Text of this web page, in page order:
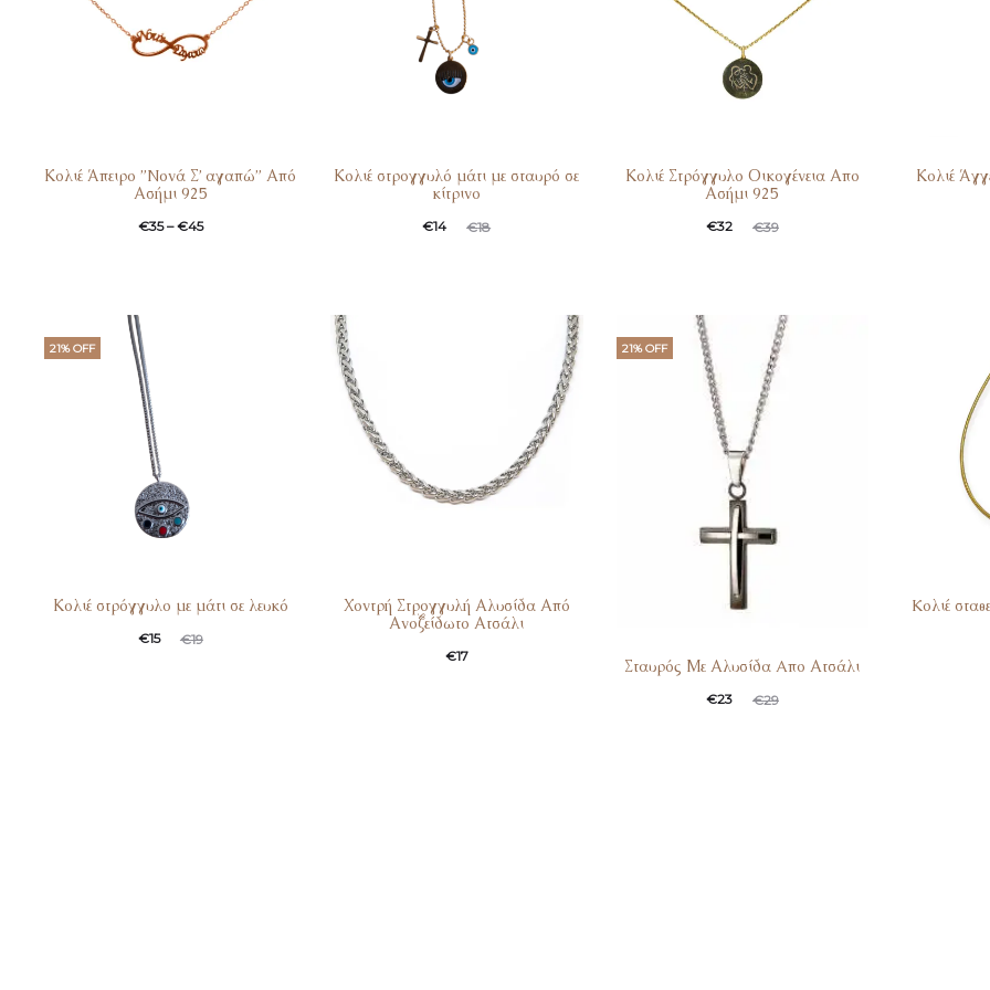
Κολιέ Άπειρο ”Nονά Σ’ αγαπώ” Από
Ασήμι 925
€35 – €45
Κολιέ στρογγυλό μάτι με σταυρό σε
κίτρινο
€18
€14
Κολιέ Στρόγγυλο Οικογένεια Απο
Ασήμι 925
€39
€32
Κολιέ
21% OFF
Κολιέ στρόγγυλο με μάτι σε λευκό
€19
€15
Χοντρή Στρογγυλή Αλυσίδα Από
Ανοξείδωτο Ατσάλι
€17
21% OFF
Σταυρός Με Αλυσίδα Aπο Ατσάλι
€29
€23
Kολιέ